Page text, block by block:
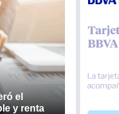
el
y renta